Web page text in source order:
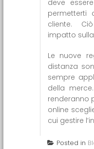
deve
permetterti
cliente.
impatto
Le nuove
distanza
sempre
della
renderanno
online
cui gestire
Posted in